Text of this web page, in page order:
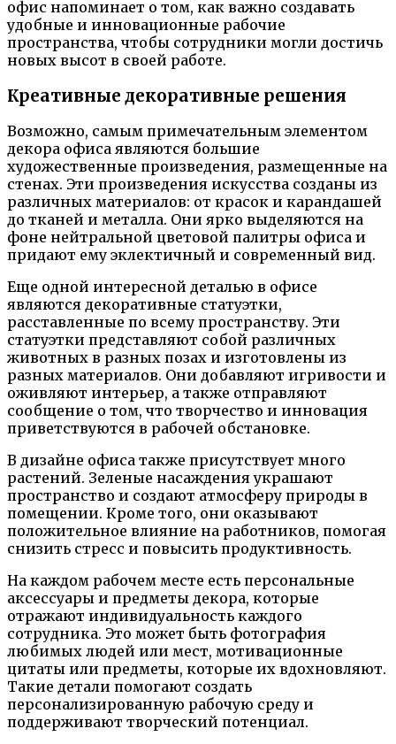
офис напоминает о том, как важно создавать
удобные и инновационные рабочие
пространства, чтобы сотрудники могли достичь
новых высот в своей работе.
Креативные декоративные решения
Возможно, самым примечательным элементом
декора офиса являются большие
художественные произведения, размещенные на
стенах. Эти произведения искусства созданы из
различных материалов: от красок и карандашей
до тканей и металла. Они ярко выделяются на
фоне нейтральной цветовой палитры офиса и
придают ему эклектичный и современный вид.
Еще одной интересной деталью в офисе
являются декоративные статуэтки,
расставленные по всему пространству. Эти
статуэтки представляют собой различных
животных в разных позах и изготовлены из
разных материалов. Они добавляют игривости и
оживляют интерьер, а также отправляют
сообщение о том, что творчество и инновация
приветствуются в рабочей обстановке.
В дизайне офиса также присутствует много
растений. Зеленые насаждения украшают
пространство и создают атмосферу природы в
помещении. Кроме того, они оказывают
положительное влияние на работников, помогая
снизить стресс и повысить продуктивность.
На каждом рабочем месте есть персональные
аксессуары и предметы декора, которые
отражают индивидуальность каждого
сотрудника. Это может быть фотография
любимых людей или мест, мотивационные
цитаты или предметы, которые их вдохновляют.
Такие детали помогают создать
персонализированную рабочую среду и
поддерживают творческий потенциал.